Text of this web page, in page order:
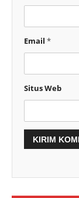
Email *
Situs Web